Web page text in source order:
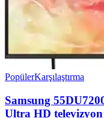
PopülerKarşılaştırma
Samsung
Ultra HD televizyon